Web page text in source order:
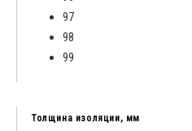
97
98
99
Толщина изоляции, мм